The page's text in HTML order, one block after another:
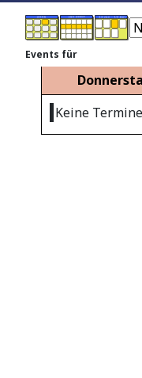
Events für
Keine Termine